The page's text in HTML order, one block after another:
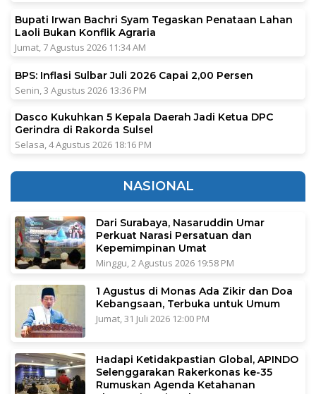
Bupati Irwan Bachri Syam Tegaskan Penataan Lahan
Laoli Bukan Konflik Agraria
Jumat, 7 Agustus 2026 11:34 AM
BPS: Inflasi Sulbar Juli 2026 Capai 2,00 Persen
Senin, 3 Agustus 2026 13:36 PM
Dasco Kukuhkan 5 Kepala Daerah Jadi Ketua DPC
Gerindra di Rakorda Sulsel
Selasa, 4 Agustus 2026 18:16 PM
NASIONAL
Dari Surabaya, Nasaruddin Umar
Perkuat Narasi Persatuan dan
Kepemimpinan Umat
Minggu, 2 Agustus 2026 19:58 PM
1 Agustus di Monas Ada Zikir dan Doa
Kebangsaan, Terbuka untuk Umum
Jumat, 31 Juli 2026 12:00 PM
Hadapi Ketidakpastian Global, APINDO
Selenggarakan Rakerkonas ke-35
Rumuskan Agenda Ketahanan